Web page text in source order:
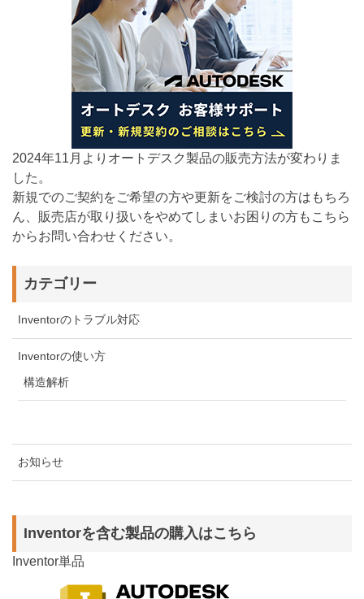
2024年11月よりオートデスク製品の販売方法が変わりま
した。
新規でのご契約をご希望の方や更新をご検討の方はもちろ
ん、販売店が取り扱いをやめてしまいお困りの方もこちら
からお問い合わせください。
カテゴリー
Inventorのトラブル対応
Inventorの使い方
構造解析
お知らせ
Inventorを含む製品の購入はこちら
Inventor単品